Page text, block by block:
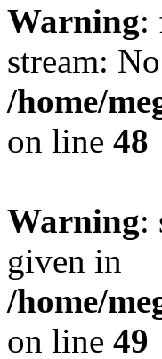
Warning:
stream:
/home/
on line 48
Warning:
given in
/home/
on line 49